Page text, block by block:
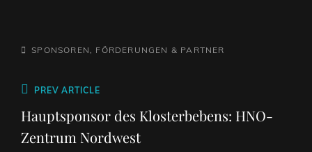
CATEGORIES
SPONSOREN, FÖRDERUNGEN & PARTNER
Beitragsnavigation
Previous
Post
PREV ARTICLE
Hauptsponsor des Klosterbebens: HNO-
Zentrum Nordwest